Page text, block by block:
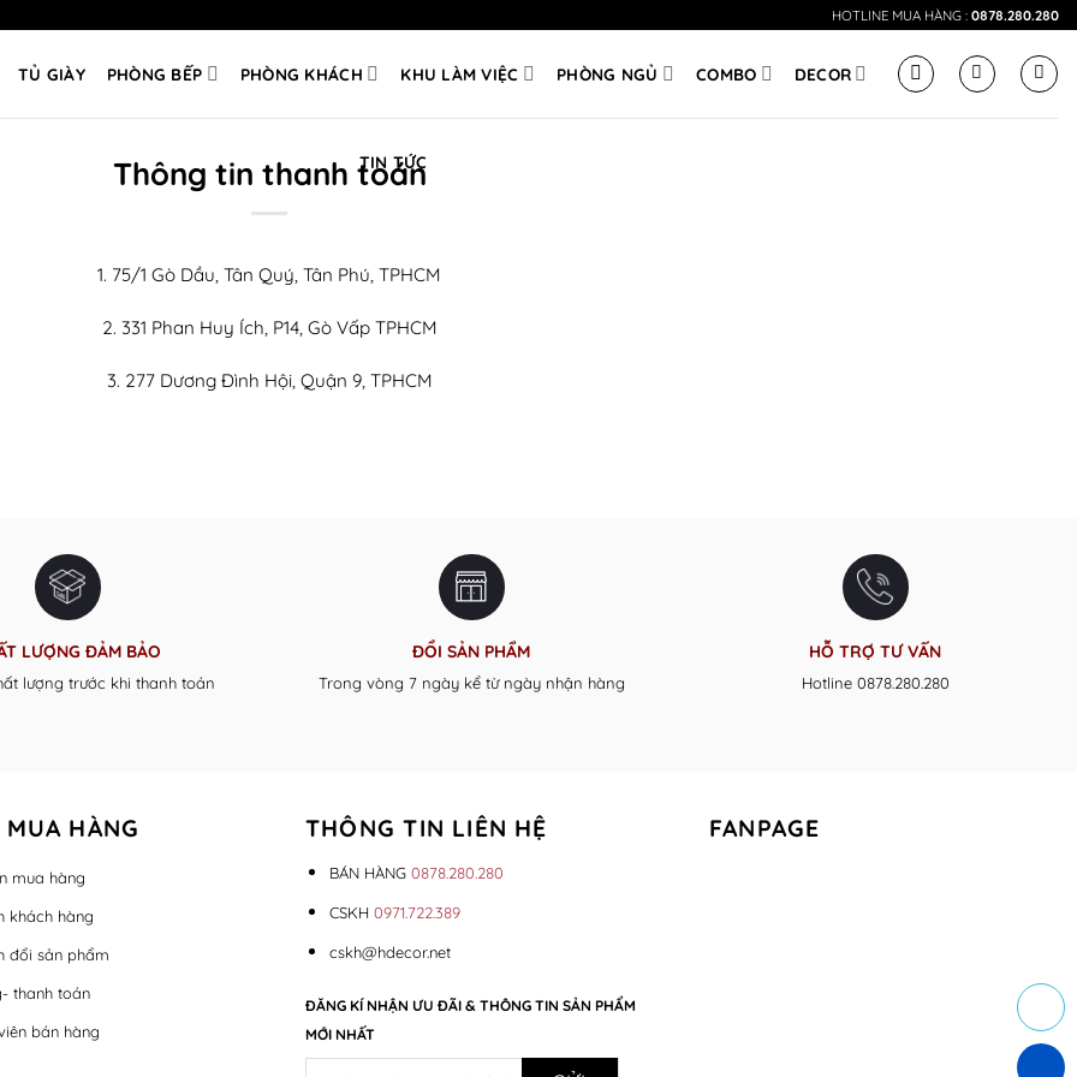
HOTLINE MUA HÀNG : 0878.280.280
TỦ GIÀY PHÒNG BẾP PHÒNG KHÁCH KHU LÀM VIỆC PHÒNG NGỦ COMBO DECOR
TIN TỨC
Thông tin thanh toán
1. 75/1 Gò Dầu, Tân Quý, Tân Phú, TPHCM
2. 331 Phan Huy Ích, P14, Gò Vấp TPHCM
3. 277 Dương Đình Hội, Quận 9, TPHCM
LƯỢNG ĐẢM BẢO
lượng trước khi thanh toán
ĐỔI SẢN PHẨM
Trong vòng 7 ngày kể từ ngày nhận hàng
HỖ TRỢ TƯ VẤN
Hotline 0878.280.280
HÀNG
mua hàng
khách hàng
đổi sản phẩm
thanh toán
bán hàng
THÔNG TIN LIÊN HỆ
BÁN HÀNG 0878.280.280
CSKH 0971.722.389
cskh@hdecor.net
ĐĂNG KÍ NHẬN ƯU ĐÃI & THÔNG TIN SẢN PHẨM
MỚI NHẤT
FANPAGE